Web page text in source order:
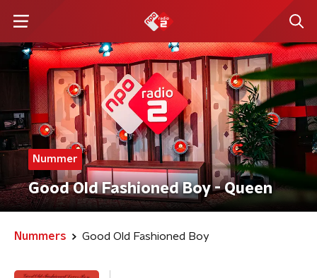
Nummer
Good Old Fashioned Boy - Queen
Nummers Good Old Fashioned Boy